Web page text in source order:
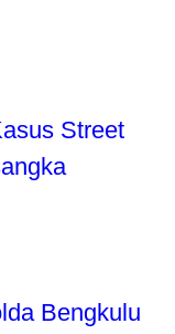
Street
Bengkulu